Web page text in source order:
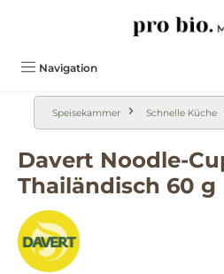
Navigation
Speisekammer Schnelle Küche
Davert Noodle-
Thailändisch 60 g